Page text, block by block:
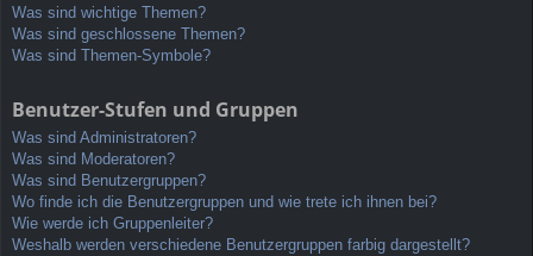
Was sind wichtige Themen?
Was sind geschlossene Themen?
Was sind Themen-Symbole?
Benutzer-Stufen und Gruppen
Was sind Administratoren?
Was sind Moderatoren?
Was sind Benutzergruppen?
Wo finde ich die Benutzergruppen und wie trete ich ihnen bei?
Wie werde ich Gruppenleiter?
Weshalb werden verschiedene Benutzergruppen farbig dargestellt?